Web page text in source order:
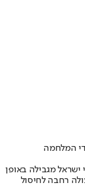
המלחמה
ישראל מגבילה באופן
רחבה לחיסול